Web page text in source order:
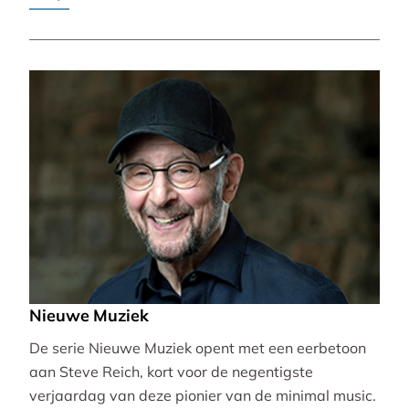
Nieuwe Muziek
De serie Nieuwe Muziek opent met een eerbetoon
aan Steve Reich, kort voor de negentigste
verjaardag van deze pionier van de minimal music.